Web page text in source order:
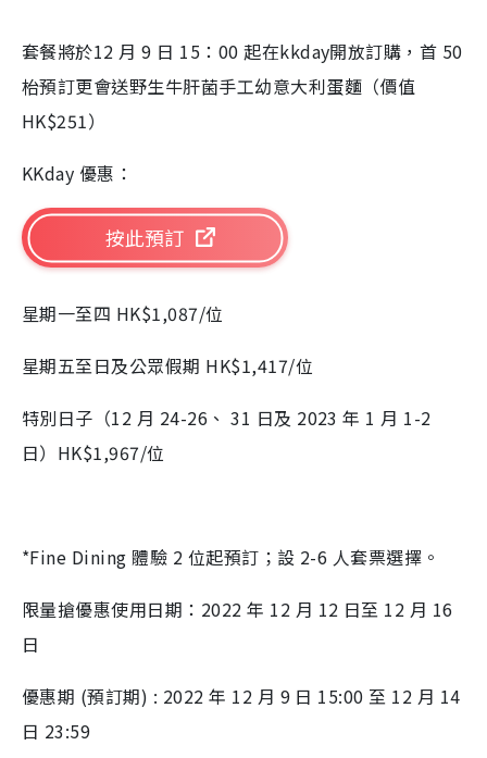
套餐將於12 月 9 日 15：00 起在kkday開放訂購，首 50
枱預訂更會送野生牛肝菌手工幼意大利蛋麵（價值
HK$251）
KKday 優惠：
按此預訂
星期一至四 HK$1,087/位
星期五至日及公眾假期 HK$1,417/位
特別日子（12 月 24-26、 31 日及 2023 年 1 月 1-2
日）HK$1,967/位
*Fine Dining 體驗 2 位起預訂；設 2-6 人套票選擇。
限量搶優惠使用日期：2022 年 12 月 12 日至 12 月 16
日
優惠期 (預訂期) : 2022 年 12 月 9 日 15:00 至 12 月 14
日 23:59